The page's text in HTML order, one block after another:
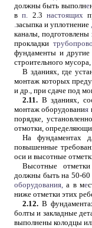
должны быть выполне
вп. 2.3настоящих
засыпка и уплотнение
каналы,
прокладки
фундаменты и
строительного
В зданиях, где
монтаж которых
и др., при сдаче под
2.11. В зданиях,
монтаж оборудования
порядке,
отмотки,
На фундаментах
повышенные
оси и высотные
Высотные
должны быть на 50-60
оборудования, а в ме
ниже отметки этих
2.12. В
болты и закладные
выполнены колодцы